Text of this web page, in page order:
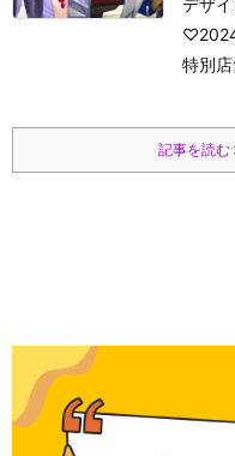
デザ
♡2024
特別
記事を読む